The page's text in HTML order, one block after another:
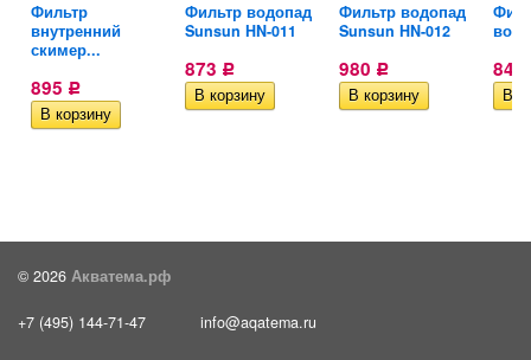
Фильтр
внутренний
скимер...
895 Р
Фильтр водопад
Sunsun HN-011
873 Р
Фильтр водопад
Sunsun HN-012
980 Р 848
© 2026 Акватема.рф
+7 (495) 144-71-47 info@aqatema.ru